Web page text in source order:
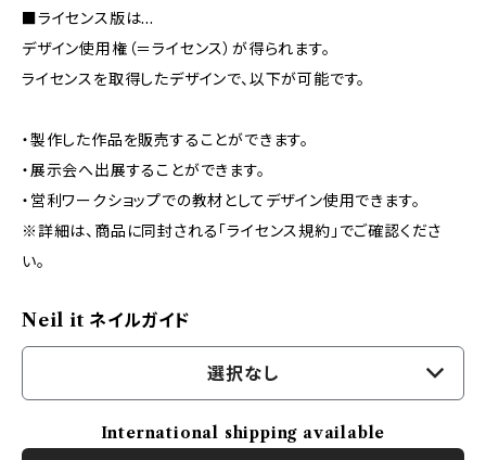
■ライセンス版は…
デザイン使用権（＝ライセンス）が得られます。
ライセンスを取得したデザインで、以下が可能です。
・製作した作品を販売することができます。
・展示会へ出展することができます。
・営利ワークショップでの教材としてデザイン使用できます。
※詳細は、商品に同封される「ライセンス規約」でご確認くださ
い。
Neil it ネイルガイド
選択なし
International shipping available